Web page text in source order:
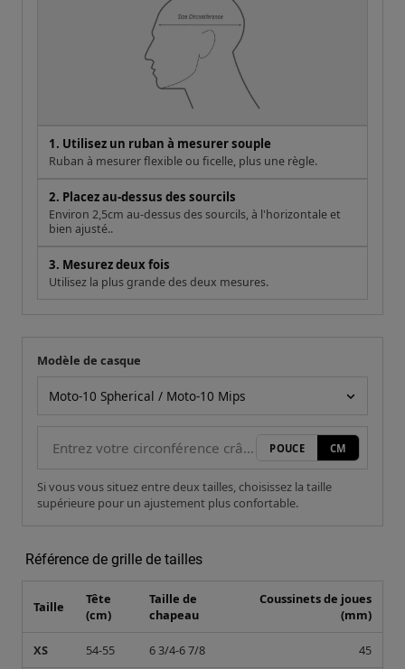
1. Utilisez un ruban à mesurer souple
Ruban à mesurer flexible ou ficelle, plus une règle.
2. Placez au-dessus des sourcils
Environ 2,5cm au-dessus des sourcils, à l'horizontale et
bien ajusté..
3. Mesurez deux fois
Utilisez la plus grande des deux mesures.
Votre mesure
Modèle de casque
POUCE CM
Si vous vous situez entre deux tailles, choisissez la taille
supérieure pour un ajustement plus confortable.
Référence de grille de tailles
Taille
Tête
(cm)
Taille de
chapeau
Coussinets de joues
(mm)
XS 54-55 6 3/4-6 7/8 45